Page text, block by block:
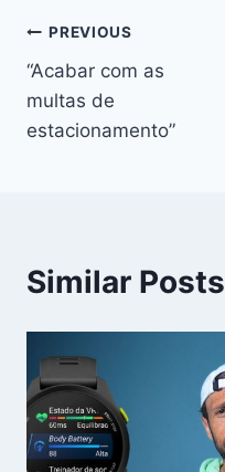
Navegação
de
artigos
PREVIOUS
“Acabar com as
multas de
estacionamento”
Similar Posts